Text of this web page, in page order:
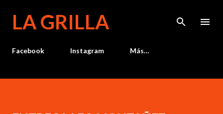
LA GRILLA
Facebook Instagram Más…